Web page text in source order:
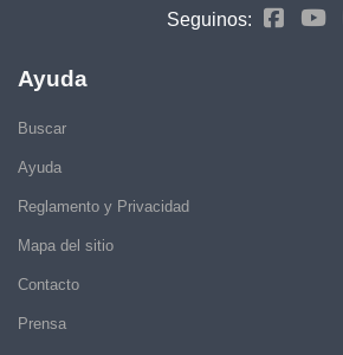
Seguinos:
Ayuda
Buscar
Ayuda
Reglamento y Privacidad
Mapa del sitio
Contacto
Prensa